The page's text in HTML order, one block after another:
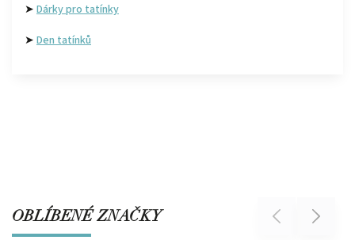
➤ Dárky pro tatínky
➤ Den tatínků
OBLÍBENÉ ZNAČKY Previous Next